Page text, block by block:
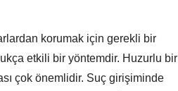
korumak için gerekli bir
etkili bir yöntemdir. Huzurlu bir
çok önemlidir. Suç girişiminde